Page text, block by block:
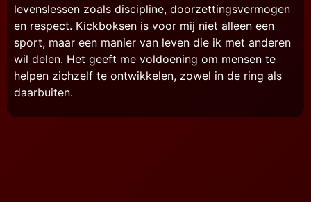
levenslessen zoals discipline, doorzettingsvermogen
en respect. Kickboksen is voor mij niet alleen een
sport, maar een manier van leven die ik met anderen
wil delen. Het geeft me voldoening om mensen te
helpen zichzelf te ontwikkelen, zowel in de ring als
daarbuiten.